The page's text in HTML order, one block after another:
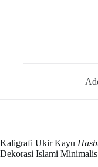
Kaligrafi Ukir Kayu
Dekorasi Islami Minimalis